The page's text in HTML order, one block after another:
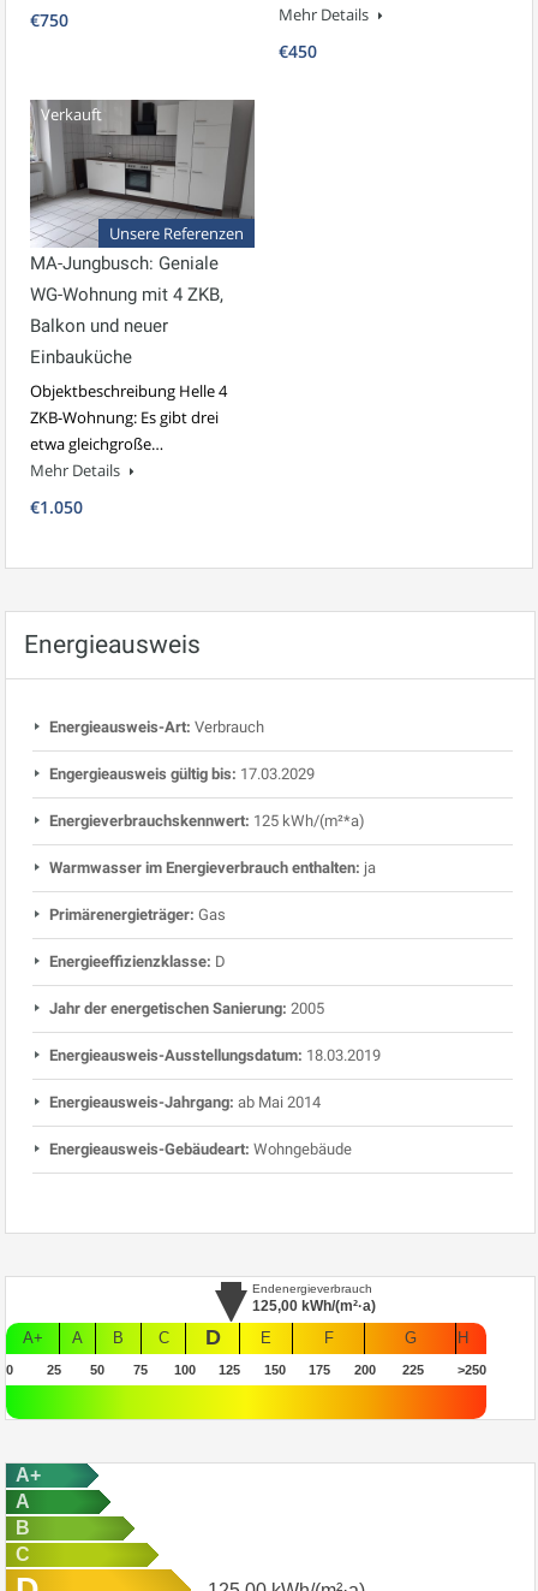
€750
Mehr Details
€450
Verkauft
Unsere Referenzen
MA-Jungbusch: Geniale
WG-Wohnung mit 4 ZKB,
Balkon und neuer
Einbauküche
Objektbeschreibung Helle 4
ZKB-Wohnung: Es gibt drei
etwa gleichgroße…
Mehr Details
€1.050
Energieausweis
Energieausweis-Art: Verbrauch
Engergieausweis gültig bis: 17.03.2029
Energieverbrauchskennwert: 125 kWh/(m²*a)
Warmwasser im Energieverbrauch enthalten: ja
Primärenergieträger: Gas
Energieeffizienzklasse: D
Jahr der energetischen Sanierung: 2005
Energieausweis-Ausstellungsdatum: 18.03.2019
Energieausweis-Jahrgang: ab Mai 2014
Energieausweis-Gebäudeart: Wohngebäude
Endenergieverbrauch
125,00kWh/(m²·a)
A+
A B C D E F G H
0 25 50 75 100 125 150 175 200 225 >250
A+
A
B
C